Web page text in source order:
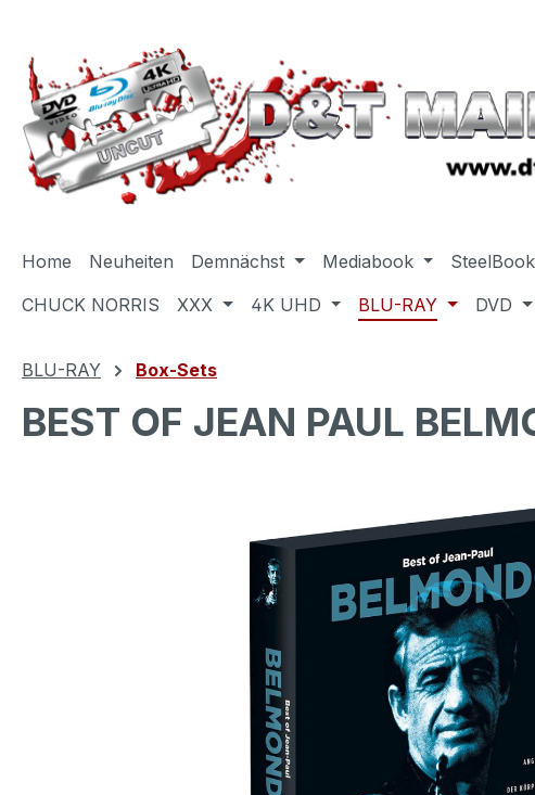
Home Neuheiten Demnächst Mediabook SteelBook
CHUCK NORRIS
XXX 4K UHD BLU-RAY DVD
BLU-RAY Box-Sets
BEST OF JEAN PAUL